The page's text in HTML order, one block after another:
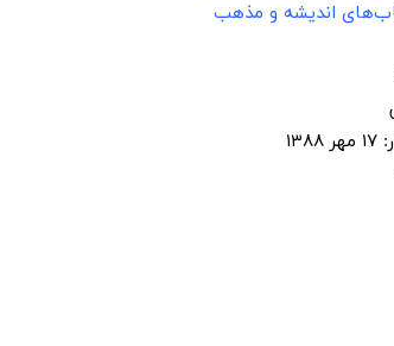
اندیشه و مذهب